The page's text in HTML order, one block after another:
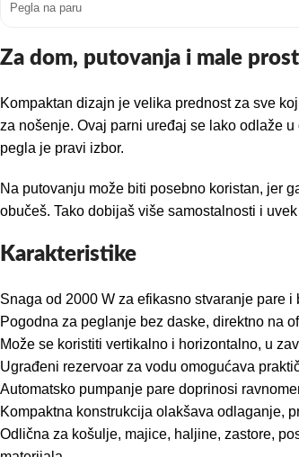
Pegla na paru
Za dom, putovanja i male
Kompaktan dizajn je velika prednost za sve
za nošenje. Ovaj parni uređaj se lako odlaže
pegla je pravi izbor.
Na putovanju može biti posebno koristan, jer
obučeš. Tako dobijaš više samostalnosti i
Karakteristike
Snaga od 2000 W za efikasno stvaranje pare i
Pogodna za peglanje bez daske, direktno na
Može se koristiti vertikalno i horizontalno, u
Ugrađeni rezervoar za vodu omogućava
Automatsko pumpanje pare doprinosi
Kompaktna konstrukcija olakšava odlaganje,
Odlična za košulje, majice, haljine, zastore,